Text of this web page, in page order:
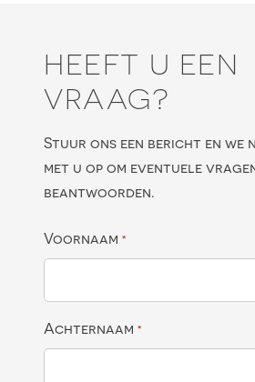
HEEFT U EEN
VRAAG?
Stuur ons een bericht en we
met u op om eventuele
beantwoorden.
Voornaam *
Achternaam *